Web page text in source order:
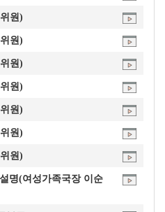
원)
원)
원)
원)
원)
원)
원)
명(여성가족국장 이순